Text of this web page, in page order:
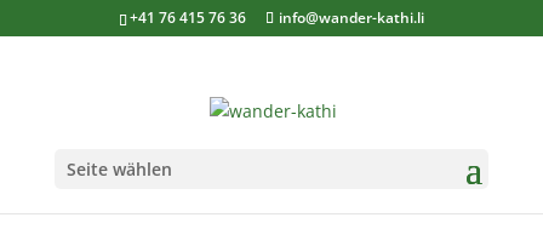
+41 76 415 76 36 info@wander-kathi.li
Seite wählen